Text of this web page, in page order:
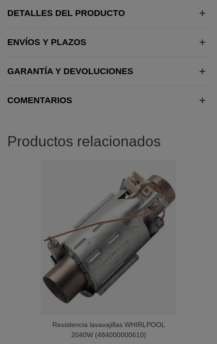
DETALLES DEL PRODUCTO
ENVÍOS Y PLAZOS
GARANTÍA Y DEVOLUCIONES
COMENTARIOS
Productos relacionados
Resistencia lavavajillas WHIRLPOOL
2040W (484000000610)